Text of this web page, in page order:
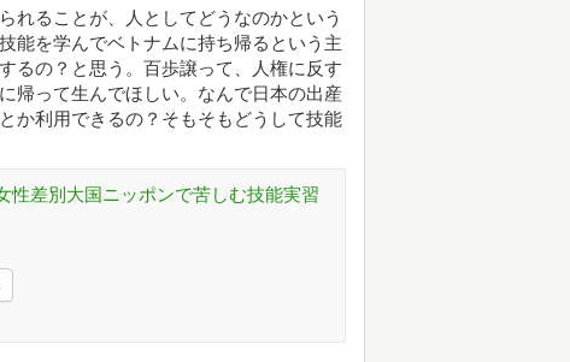
れることが、人としてどうなのかという
能を学んでベトナムに持ち帰るという主
るの？と思う。百歩譲って、人権に反す
帰って生んでほしい。なんで日本の出産
か利用できるの？そもそもどうして技能
差別大国ニッポンで苦しむ技能実習